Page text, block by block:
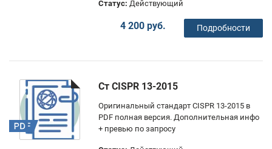
Статус: Действующий
4 200 руб. Подробности
Ст CISPR 13-2015
Оригинальный стандарт CISPR 13-2015 в
PDF полная версия. Дополнительная инфо
+ превью по запросу